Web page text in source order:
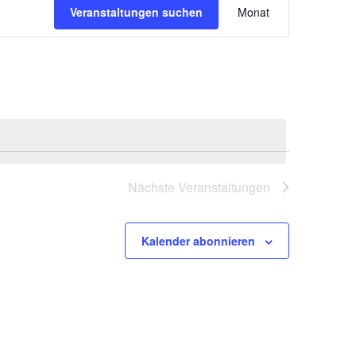
Veranstaltungen suchen
Ansichten-
Monat
Nächste Veranstaltungen
Kalender abonnieren